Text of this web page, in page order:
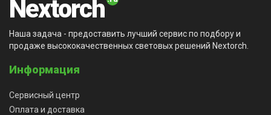
Nextorch
Наша задача - предоставить лучший сервис по подбору и
продаже высококачественных световых решений Nextorch.
Информация
Сервисный центр
Оплата и доставка